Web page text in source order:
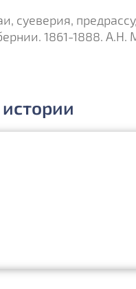
суеверия,
1861-1888. А.Н.